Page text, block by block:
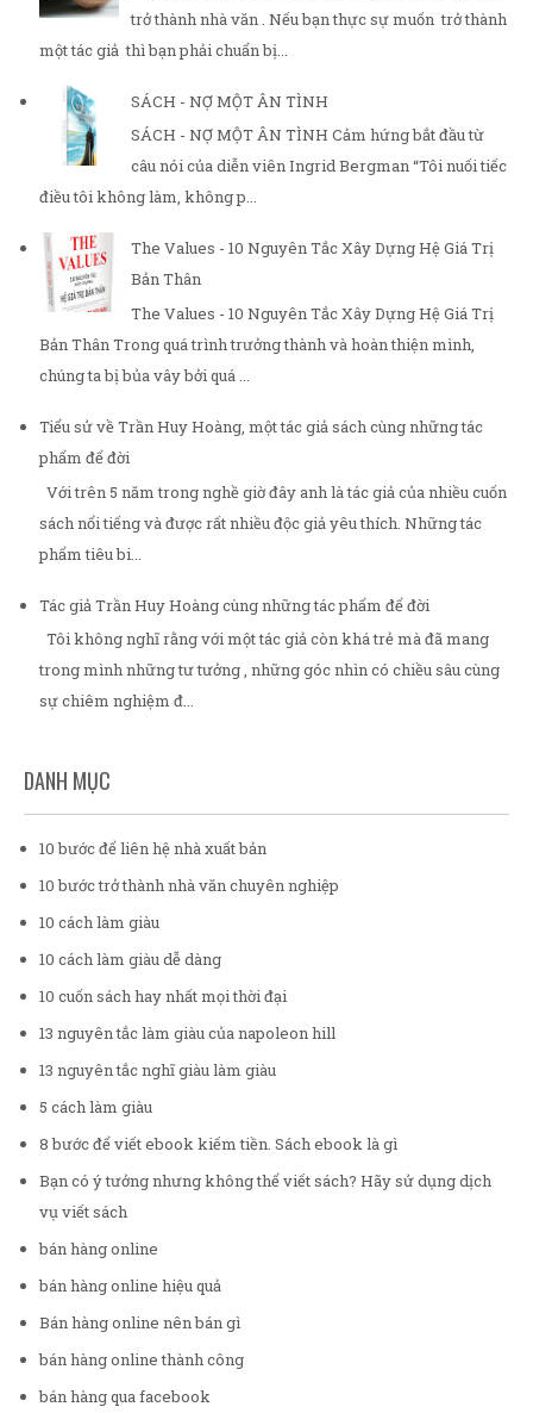
trở thành nhà văn . Nếu bạn thực sự muốn trở thành
một tác giả thì bạn phải chuẩn bị...
SÁCH - NỢ MỘT ÂN TÌNH
SÁCH - NỢ MỘT ÂN TÌNH Cảm hứng bắt đầu từ
câu nói của diễn viên Ingrid Bergman “Tôi nuối tiếc
điều tôi không làm, không p...
The Values - 10 Nguyên Tắc Xây Dựng Hệ Giá Trị
Bản Thân
The Values - 10 Nguyên Tắc Xây Dựng Hệ Giá Trị
Bản Thân Trong quá trình trưởng thành và hoàn thiện mình,
chúng ta bị bủa vây bởi quá ...
Tiểu sử về Trần Huy Hoàng, một tác giả sách cùng những tác
phẩm để đời
Với trên 5 năm trong nghề giờ đây anh là tác giả của nhiều cuốn
sách nổi tiếng và được rất nhiều độc giả yêu thích. Những tác
phẩm tiêu bi...
Tác giả Trần Huy Hoàng cùng những tác phẩm để đời
Tôi không nghĩ rằng với một tác giả còn khá trẻ mà đã mang
trong mình những tư tưởng , những góc nhìn có chiều sâu cùng
sự chiêm nghiệm đ...
DANH MỤC
10 bước để liên hệ nhà xuất bản
10 bước trở thành nhà văn chuyên nghiệp
10 cách làm giàu
10 cách làm giàu dễ dàng
10 cuốn sách hay nhất mọi thời đại
13 nguyên tắc làm giàu của napoleon hill
13 nguyên tắc nghĩ giàu làm giàu
5 cách làm giàu
8 bước để viết ebook kiếm tiền. Sách ebook là gì
Bạn có ý tưởng nhưng không thể viết sách? Hãy sử dụng dịch
vụ viết sách
bán hàng online
bán hàng online hiệu quả
Bán hàng online nên bán gì
bán hàng online thành công
bán hàng qua facebook